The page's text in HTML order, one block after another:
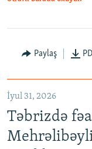
Paylaş
İyul 31, 2026
Təbrizdə